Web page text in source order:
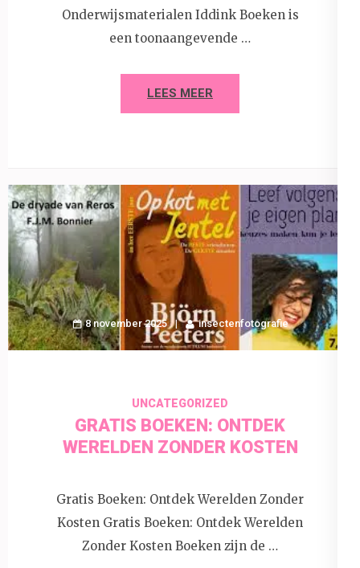
Onderwijsmaterialen Iddink Boeken is
een toonaangevende …
LEES MEER
8 november 2025 insectenfotografie
UNCATEGORIZED
GRATIS BOEKEN: ONTDEK
WERELDEN ZONDER KOSTEN
Gratis Boeken: Ontdek Werelden Zonder
Kosten Gratis Boeken: Ontdek Werelden
Zonder Kosten Boeken zijn de …